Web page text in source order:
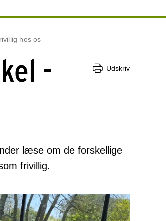
hos os
-
Udskriv
læse om de forskellige
frivillig.